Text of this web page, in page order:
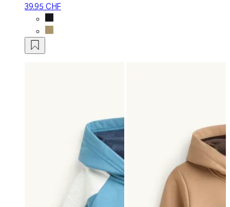
39.95 CHF